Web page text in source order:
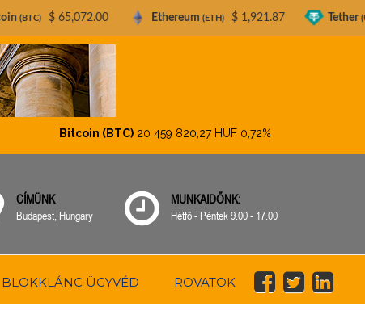
Bitcoin (BTC)20 459 820,27 HUF0,72%
CÍMÜNK
Budapest, Hungary
MUNKAIDŐNK:
Hétfő - Péntek 9.00 - 17.00
BLOKKLÁNC ÜGYVÉD ROVATOK
Ethereum (ETH) $ 1,921.87 Tether(USDT) $